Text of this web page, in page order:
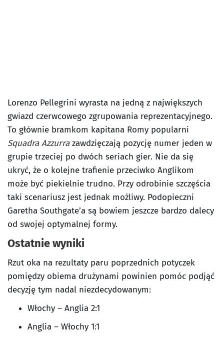
Lorenzo Pellegrini wyrasta na jedną z największych
gwiazd czerwcowego zgrupowania reprezentacyjnego.
To głównie bramkom kapitana Romy popularni
Squadra Azzurrazawdzięczają pozycję numer jeden w
grupie trzeciej po dwóch seriach gier. Nie da się
ukryć, że o kolejne trafienie przeciwko Anglikom
może być piekielnie trudno. Przy odrobinie szczęścia
taki scenariusz jest jednak możliwy. Podopieczni
Garetha Southgate’a są bowiem jeszcze bardzo dalecy
od swojej optymalnej formy.
Ostatnie wyniki
Rzut oka na rezultaty paru poprzednich potyczek
pomiędzy obiema drużynami powinien pomóc podjąć
decyzję tym nadal niezdecydowanym:
Włochy – Anglia 2:1
Anglia – Włochy 1:1